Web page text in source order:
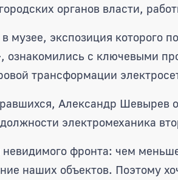
органов власти,
музее, экспозиция которого
ознакомились с ключевыми
трансформации
Александр Шевырев
электромеханика
фронта: чем
наших объектов. Поэтому